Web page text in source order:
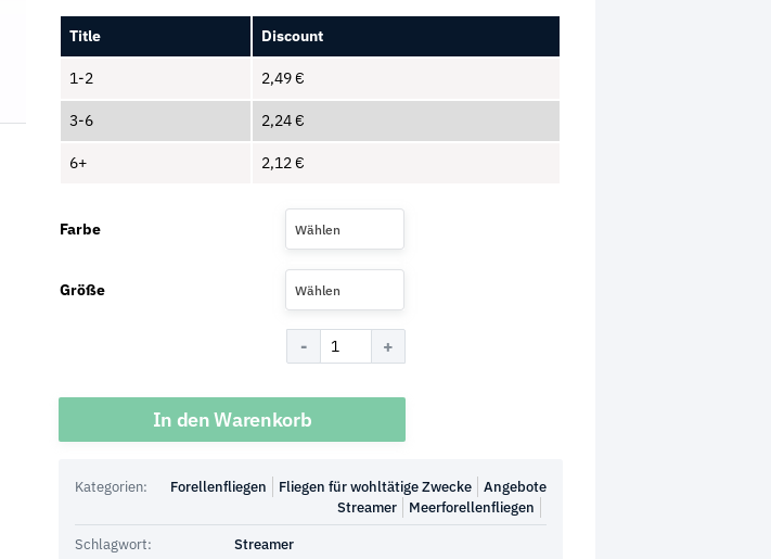
Title Discount
1-2 2,49€
3-6 2,24€
6+ 2,12€
Farbe Wählen
Größe Wählen
In den Warenkorb
Kategorien: Angebote
Fliegen für wohltätige Zwecke
Forellenfliegen
Meerforellenfliegen
Streamer
Schlagwort:
Streamer